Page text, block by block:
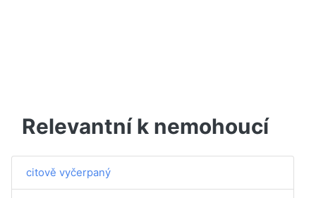
Relevantní k nemohoucí
citově vyčerpaný